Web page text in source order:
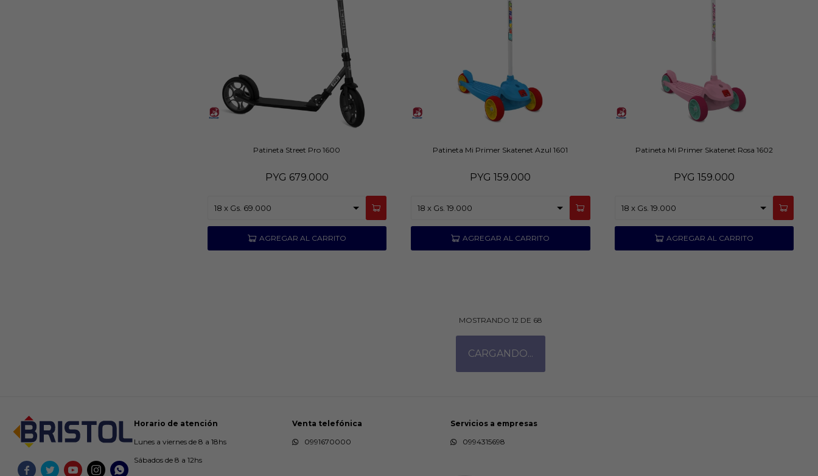
Patineta Street Pro 1600
PYG 679.000
Patineta Mi Primer Skatenet Azul 1601
PYG 159.000
Patineta Mi Primer Skatenet Rosa 1602
PYG 159.000
MOSTRANDO 12 DE 68
    
Horario de atención
Lunes a viernes de 8 a 18hs
Sábados de 8 a 12hs
Venta telefónica
0991670000
Servicios a empresas
0994315698